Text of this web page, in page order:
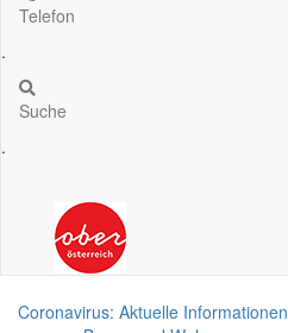
Telefon
.
Suche
.
Coronavirus: Aktuelle Informationen